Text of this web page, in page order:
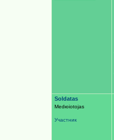
Soldatas
Medюiotojas
Участник